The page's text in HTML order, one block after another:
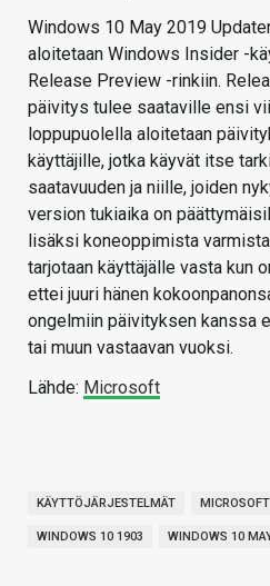
Windows 10 May 2019
aloitetaan Windows Insider -
Release Preview -rinkiin.
päivitys tulee saataville ensi
loppupuolella aloitetaan
käyttäjille, jotka käyvät itse
saatavuuden ja niille, joiden
version tukiaika on
lisäksi koneoppimista
tarjotaan käyttäjälle vasta kun
ettei juuri hänen
ongelmiin päivityksen kanssa
tai muun vastaavan vuoksi.
Lähde: Microsoft
KÄYTTÖJÄRJESTELMÄT MICROSOFT
WINDOWS 10 1903 WINDOWS 10